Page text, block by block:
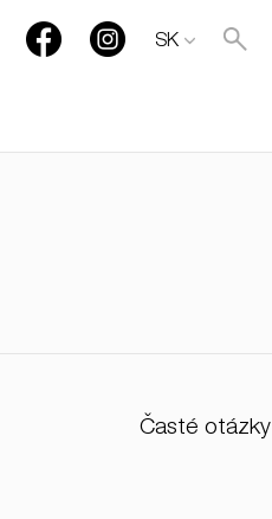
SK
Časté otázky